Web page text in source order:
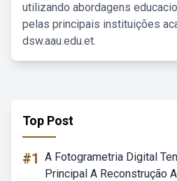
utilizando abordagens
pelas principais instituições
dsw.aau.edu.et.
Top Post
#1 A Fotogrametria Digital
Principal A Reconstrução